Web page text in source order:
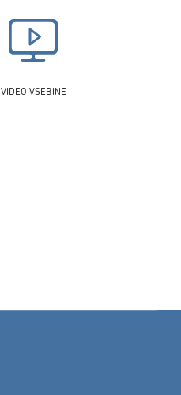
VIDEO VSEBINE